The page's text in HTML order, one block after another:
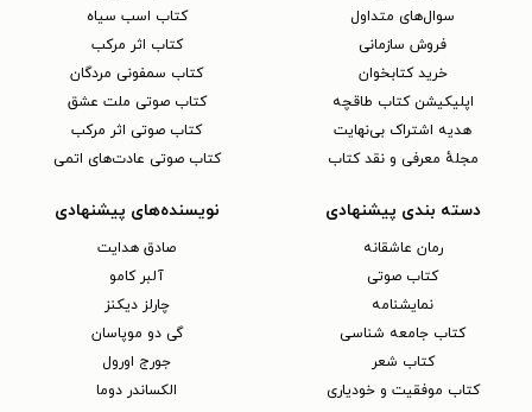
سوال‌های متداول
فروش سازمانی
خرید کتابخوان
اپلیکیشن کتاب طاقچه
هدیه اشتراک بی‌نهایت
مجلهٔ معرفی و نقد کتاب
کتاب اسب سیاه
کتاب اثر مرکب
کتاب سمفونی مردگان
کتاب صوتی ملت عشق
کتاب صوتی اثر مرکب
کتاب صوتی عادت‌های اتمی
دسته بندی پیشنهادی
رمان عاشقانه
کتاب‌ صوتی
نمایشنامه
کتاب جامعه شناسی
کتاب شعر
کتاب موفقیت و خودیاری
نویسنده‌های پیشنهادی
صادق هدایت
آلبر کامو
چارلز دیکنز
گی دو موپاسان
جورج اورول
الکساندر دوما